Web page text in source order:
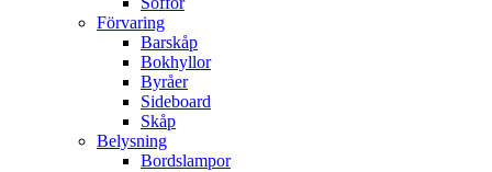
Förvaring
Barskåp
Bokhyllor
Byråer
Sideboard
Skåp
Belysning
Bordslampor